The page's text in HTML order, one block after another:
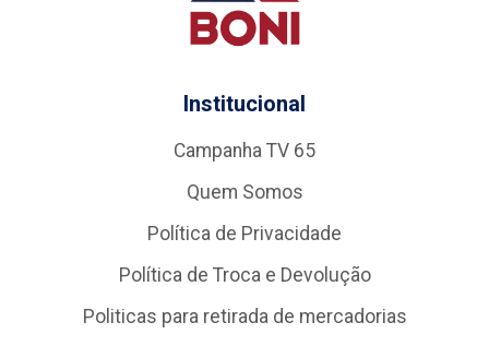
Institucional
Campanha TV 65
Quem Somos
Política de Privacidade
Política de Troca e Devolução
Politicas para retirada de mercadorias